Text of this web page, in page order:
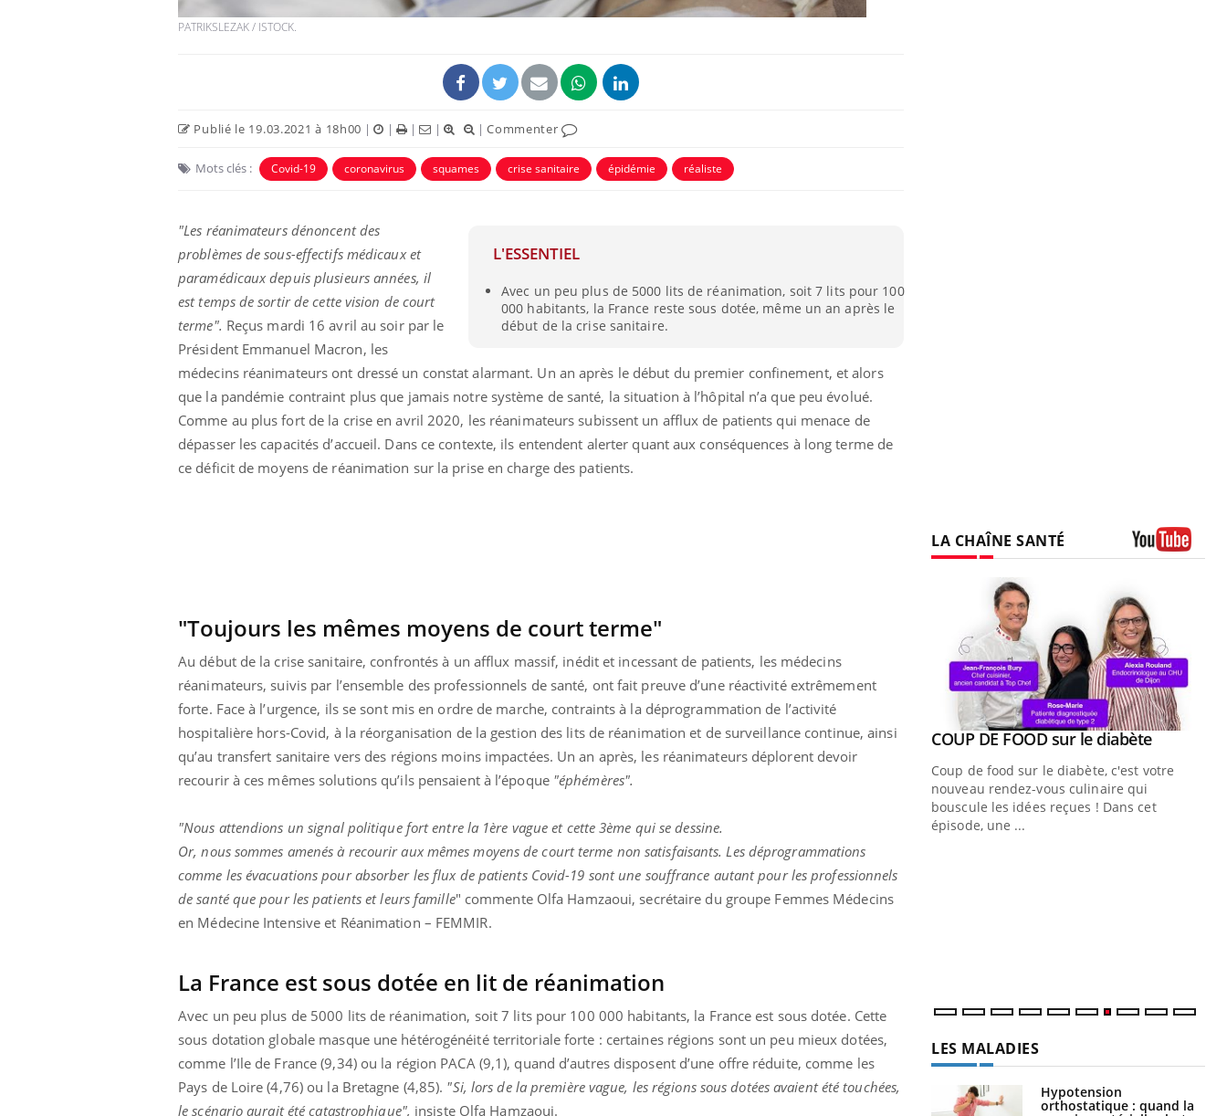
PATRIKSLEZAK / ISTOCK.
Publié le 19.03.2021 à 18h00 | | | | |Commenter
Mots clés : Covid-19 coronavirus squames crise sanitaire épidémie réaliste
L'ESSENTIEL
Avec un peu plus de 5000 lits de réanimation, soit 7 lits pour 100
000 habitants, la France reste sous dotée, même un an après le
début de la crise sanitaire.
"Les réanimateurs dénoncent des
problèmes de sous-effectifs médicaux et
paramédicaux depuis plusieurs années, il
est temps de sortir de cette vision de court
terme". Reçus mardi 16 avril au soir par le
Président Emmanuel Macron, les
médecins réanimateurs ont dressé un constat alarmant. Un an après le début du premier confinement, et alors
que la pandémie contraint plus que jamais notre système de santé, la situation à l’hôpital n’a que peu évolué.
Comme au plus fort de la crise en avril 2020, les réanimateurs subissent un afflux de patients qui menace de
dépasser les capacités d’accueil. Dans ce contexte, ils entendent alerter quant aux conséquences à long terme de
ce déficit de moyens de réanimation sur la prise en charge des patients.
"Toujours les mêmes moyens de court terme"
Au début de la crise sanitaire, confrontés à un afflux massif, inédit et incessant de patients, les médecins
réanimateurs, suivis par l’ensemble des professionnels de santé, ont fait preuve d’une réactivité extrêmement
forte. Face à l’urgence, ils se sont mis en ordre de marche, contraints à la déprogrammation de l’activité
hospitalière hors-Covid, à la réorganisation de la gestion des lits de réanimation et de surveillance continue, ainsi
qu’au transfert sanitaire vers des régions moins impactées. Un an après, les réanimateurs déplorent devoir
recourir à ces mêmes solutions qu’ils pensaient à l’époque "éphémères".
"Nous attendions un signal politique fort entre la 1ère vague et cette 3ème qui se dessine.
Or, nous sommes amenés à recourir aux mêmes moyens de court terme non satisfaisants. Les déprogrammations
comme les évacuations pour absorber les flux de patients Covid-19 sont une souffrance autant pour les professionnels
de santé que pour les patients et leurs famille" commente Olfa Hamzaoui, secrétaire du groupe Femmes Médecins
en Médecine Intensive et Réanimation – FEMMIR.
La France est sous dotée en lit de réanimation
Avec un peu plus de 5000 lits de réanimation, soit 7 lits pour 100 000 habitants, la France est sous dotée. Cette
sous dotation globale masque une hétérogénéité territoriale forte : certaines régions sont un peu mieux dotées,
comme l’Ile de France (9,34) ou la région PACA (9,1), quand d’autres disposent d’une offre réduite, comme les
Pays de Loire (4,76) ou la Bretagne (4,85). "Si, lors de la première vague, les régions sous dotées avaient été touchées,
le scénario aurait été catastrophique", insiste Olfa Hamzaoui.
LA CHAÎNE SANTÉ
Diabète & Ramadan 2026Youtube
Le Ramadan approche, et, pour de
nombreuses personnes atteintes de
défis, mais ...
Youtube
Un « jumeau numérique » pour
faciliter l’accès à la médecine
préventiveYoutube
mutualiste innove en matière de bilan de
santé : l'utilisation d'un « jumeau
numérique » permet ...
Youtube
COUP DE FOOD sur le diabèteYoutube
Coup de food sur le diabète, c'est votre
épisode, une ...
LES MALADIES
Hypotension
orthostatique : quand la